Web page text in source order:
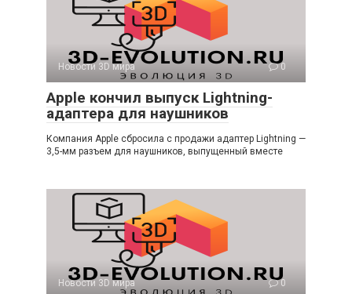
Новости 3D мира 0
Apple кончил выпуск Lightning-
адаптера для наушников
Компания Apple сбросила с продажи адаптер Lightning —
3,5-мм разъем для наушников, выпущенный вместе
Новости 3D мира 0